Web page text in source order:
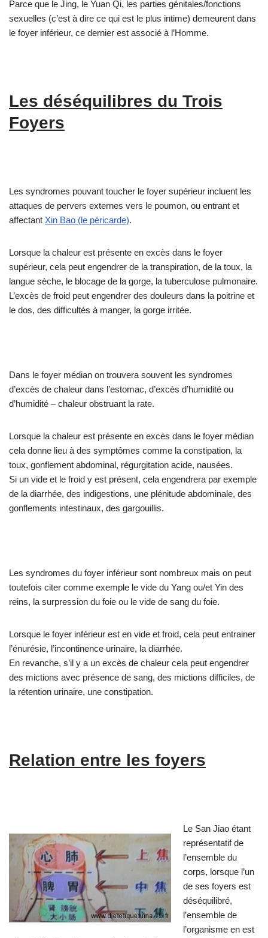
Parce que le Jing, le Yuan Qi, les parties génitales/fonctions
sexuelles (c’est à dire ce qui est le plus intime) demeurent dans
le foyer inférieur, ce dernier est associé à l’Homme.
Les déséquilibres du Trois
Foyers
Les syndromes pouvant toucher le foyer supérieur incluent les
attaques de pervers externes vers le poumon, ou entrant et
affectant Xin Bao (le péricarde).
Lorsque la chaleur est présente en excès dans le foyer
supérieur, cela peut engendrer de la transpiration, de la toux, la
langue sèche, le blocage de la gorge, la tuberculose pulmonaire.
L’excès de froid peut engendrer des douleurs dans la poitrine et
le dos, des difficultés à manger, la gorge irritée.
Dans le foyer médian on trouvera souvent les syndromes
d’excès de chaleur dans l’estomac, d’excès d’humidité ou
d’humidité – chaleur obstruant la rate.
Lorsque la chaleur est présente en excès dans le foyer médian
cela donne lieu à des symptômes comme la constipation, la
toux, gonflement abdominal, régurgitation acide, nausées.
Si un vide et le froid y est présent, cela engendrera par exemple
de la diarrhée, des indigestions, une plénitude abdominale, des
gonflements intestinaux, des gargouillis.
Les syndromes du foyer inférieur sont nombreux mais on peut
toutefois citer comme exemple le vide du Yang ou/et Yin des
reins, la surpression du foie ou le vide de sang du foie.
Lorsque le foyer inférieur est en vide et froid, cela peut entrainer
l’énurésie, l’incontinence urinaire, la diarrhée.
En revanche, s’il y a un excès de chaleur cela peut engendrer
des mictions avec présence de sang, des mictions difficiles, de
la rétention urinaire, une constipation.
Relation entre les foyers
Le San Jiao étant
représentatif de
l’ensemble du
corps, lorsque l’un
de ses foyers est
déséquilibré,
l’ensemble de
l’organisme en est